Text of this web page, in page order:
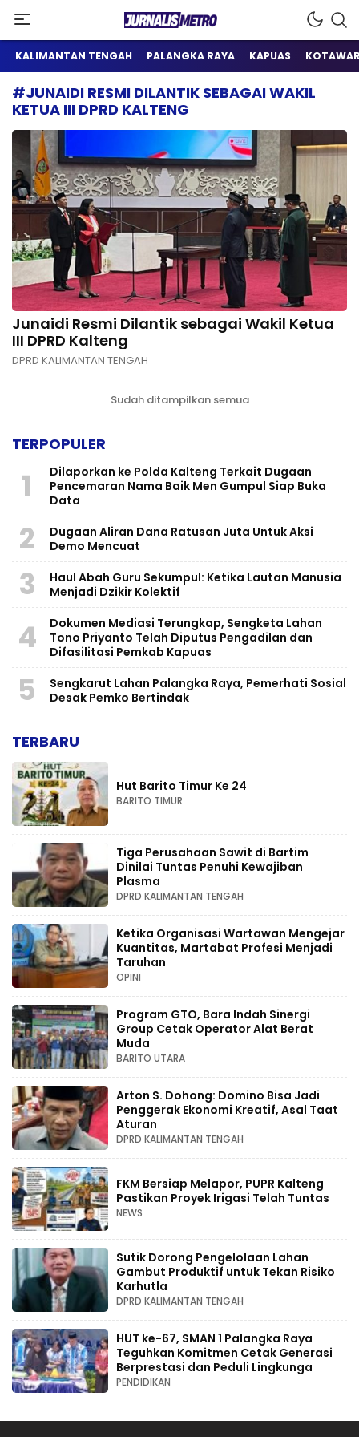
Jurnalis Metro
Satu Wadah Informasi
KALIMANTAN TENGAH PALANGKA RAYA KAPUAS
#JUNAIDI RESMI DILANTIK SEBAGAI WAKIL
KETUA III DPRD KALTENG
Junaidi Resmi Dilantik sebagai Wakil Ketua
III DPRD Kalteng
DPRD KALIMANTAN TENGAH
Sudah ditampilkan semua
TERPOPULER
1
Dilaporkan ke Polda Kalteng Terkait Dugaan
Pencemaran Nama Baik Men Gumpul Siap Buka
Data
2
Dugaan Aliran Dana Ratusan Juta Untuk Aksi
Demo Mencuat
3
Haul Abah Guru Sekumpul: Ketika Lautan Manusia
Menjadi Dzikir Kolektif
4
​Dokumen Mediasi Terungkap, Sengketa Lahan
Tono Priyanto Telah Diputus Pengadilan dan
Difasilitasi Pemkab Kapuas
5
Sengkarut Lahan Palangka Raya, Pemerhati Sosial
Desak Pemko Bertindak
TERBARU
Hut Barito Timur Ke 24
BARITO TIMUR
Tiga Perusahaan Sawit di Bartim
Dinilai Tuntas Penuhi Kewajiban
Plasma
DPRD KALIMANTAN TENGAH
Ketika Organisasi Wartawan Mengejar
Kuantitas, Martabat Profesi Menjadi
Taruhan
OPINI
Program GTO, Bara Indah Sinergi
Group Cetak Operator Alat Berat
Muda
BARITO UTARA
Arton S. Dohong: Domino Bisa Jadi
Penggerak Ekonomi Kreatif, Asal Taat
Aturan
DPRD KALIMANTAN TENGAH
FKM Bersiap Melapor, PUPR Kalteng
Pastikan Proyek Irigasi Telah Tuntas
NEWS
Sutik Dorong Pengelolaan Lahan
Gambut Produktif untuk Tekan Risiko
Karhutla
DPRD KALIMANTAN TENGAH
HUT ke-67, SMAN 1 Palangka Raya
Teguhkan Komitmen Cetak Generasi
Berprestasi dan Peduli Lingkunga
PENDIDIKAN